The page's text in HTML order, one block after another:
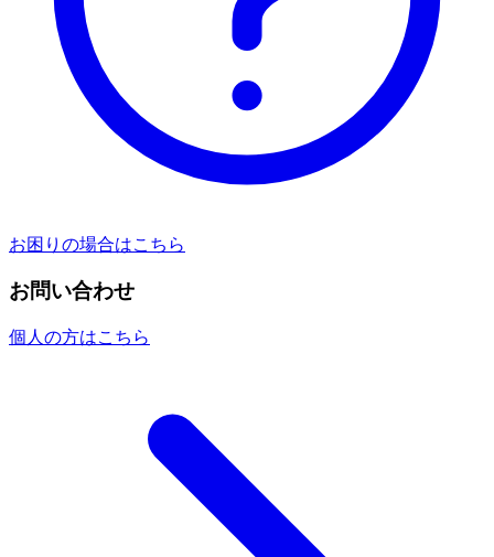
お困りの場合はこちら
お問い合わせ
個人の方はこちら